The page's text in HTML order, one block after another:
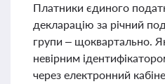
Платники єдиного
декларацію за річний
групи – щоквартально.
невірним
через електронний